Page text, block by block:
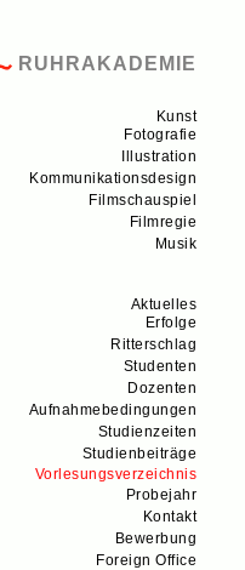
RUHRAKADEMIE
Kunst
Fotografie
Illustration
Kommunikationsdesign
Filmschauspiel
Filmregie
Musik
Aktuelles
Erfolge
Ritterschlag
Studenten
Dozenten
Aufnahmebedingungen
Studienzeiten
Studienbeiträge
Vorlesungsverzeichnis
Probejahr
Kontakt
Bewerbung
Foreign Office